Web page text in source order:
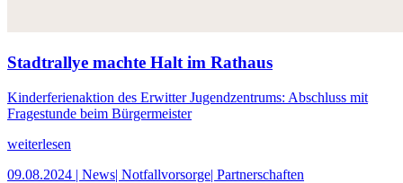
Stadtrallye machte Halt im Rathaus
Kinderferienaktion des Erwitter Jugendzentrums: Abschluss mit
Fragestunde beim Bürgermeister
weiterlesen
09.08.2024 | News| Notfallvorsorge| Partnerschaften